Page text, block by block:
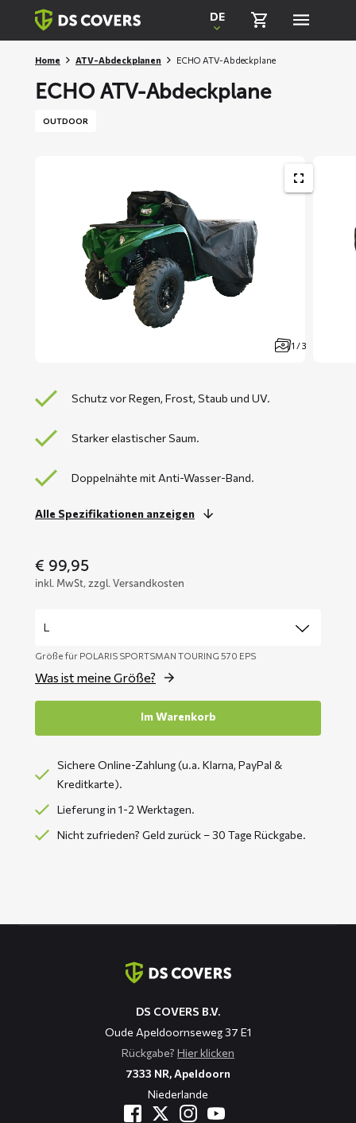
Skiplinks
DE
Home ATV-Abdeckplanen ECHO ATV-Abdeckplane
ECHO ATV-Abdeckplane
OUTDOOR
1 / 3
Schutz vor Regen, Frost, Staub und UV.
Starker elastischer Saum.
Doppelnähte mit Anti-Wasser-Band.
Alle Spezifikationen anzeigen
€ 99,95
inkl. MwSt, zzgl. Versandkosten
Größe für POLARIS SPORTSMAN TOURING 570 EPS
Was ist meine Größe?
Im Warenkorb
Sichere Online-Zahlung (u.a. Klarna, PayPal &
Kreditkarte).
Lieferung in 1-2 Werktagen.
Nicht zufrieden? Geld zurück – 30 Tage Rückgabe.
DS COVERS B.V.
Oude Apeldoornseweg 37 E1
Rückgabe? Hier klicken
7333 NR, Apeldoorn
Niederlande